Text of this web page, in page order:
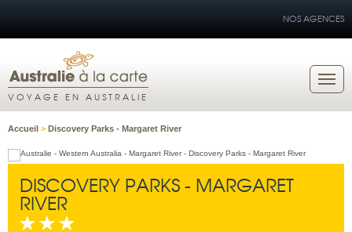
NOS AGENCES
VOYAGE EN AUSTRALIE
Accueil > Discovery Parks - Margaret River
DISCOVERY PARKS - MARGARET
RIVER